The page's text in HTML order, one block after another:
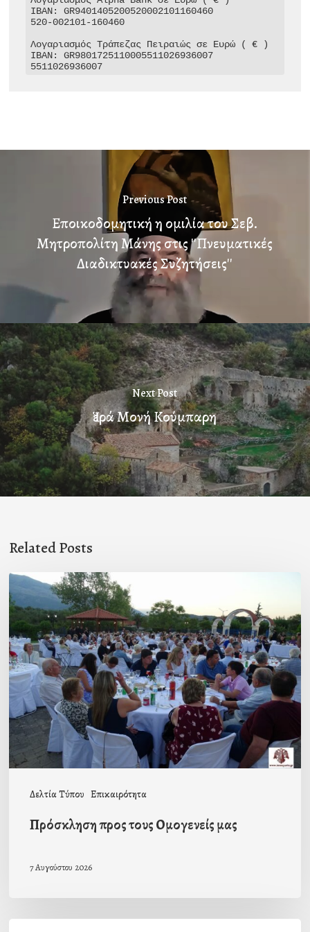
IBAN: GR9401405200520002101160460
520-002101-160460
Λογαριασμός Τράπεζας Πειραιώς σε Ευρώ ( € )
IBAN: GR9801725110005511026936007
5511026936007
Previous Post
Εποικοδομητική η ομιλία του Σεβ.
Μητροπολίτη Μάνης στις ''Πνευματικές
Διαδικτυακές Συζητήσεις''
Next Post
Ἱερά Μονή Κούμπαρη
Related Posts
Δελτία Τύπου Επικαιρότητα
Πρόσκληση
προς
τους
Ομογενείς
μας
Πρόσκληση προς τους Ομογενείς μας
7 Αυγούστου 2026